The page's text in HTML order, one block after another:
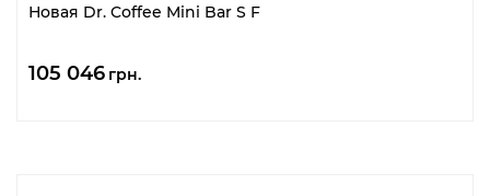
Новая Dr. Coffee Mini Bar S F
105 046 грн.